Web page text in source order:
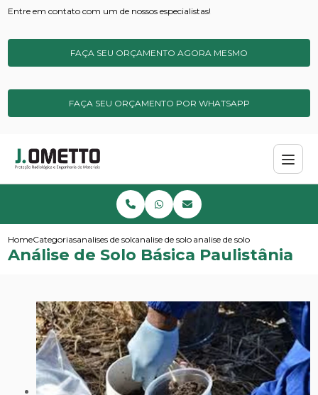
Entre em contato com um de nossos especialistas!
FAÇA SEU ORÇAMENTO AGORA MESMO
FAÇA SEU ORÇAMENTO POR WHATSAPP
HomeCategoriasanalises de solos e sedimentos
analise de solo idealanalise de solo basica
Análise de Solo Básica Paulistânia